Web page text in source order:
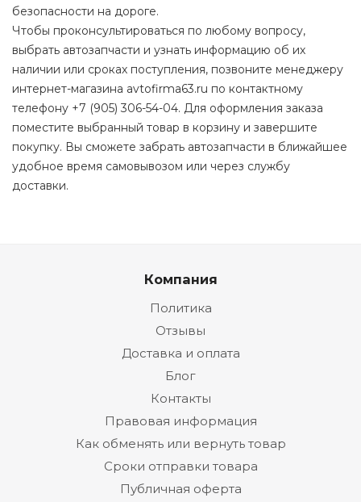
безопасности на дороге.
Чтобы проконсультироваться по любому вопросу,
выбрать автозапчасти и узнать информацию об их
наличии или сроках поступления, позвоните менеджеру
интернет-магазина avtofirma63.ru по контактному
телефону +7 (905) 306-54-04. Для оформления заказа
поместите выбранный товар в корзину и завершите
покупку. Вы сможете забрать автозапчасти в ближайшее
удобное время самовывозом или через службу
доставки.
Компания
Политика
Отзывы
Доставка и оплата
Блог
Контакты
Правовая информация
Как обменять или вернуть товар
Сроки отправки товара
Публичная оферта